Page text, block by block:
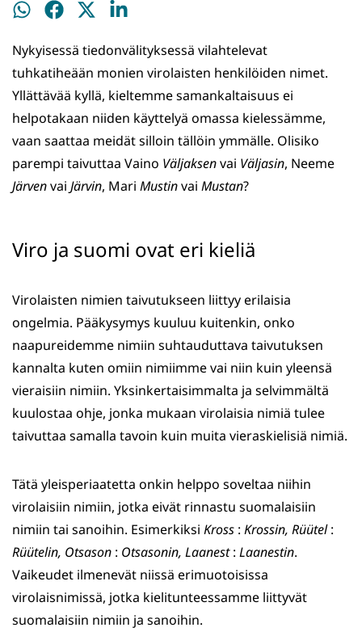
Jaa
Jaa
Jaa
Jaa
Nykyisessä tiedonvälityksessä vilahtelevat
tuhkatiheään monien virolaisten henkilöiden nimet.
Yllättävää kyllä, kieltemme samankaltaisuus ei
helpotakaan niiden käyttelyä omassa kielessämme,
vaan saattaa meidät silloin tällöin ymmälle. Olisiko
parempi taivuttaa Vaino Väljaksenvai Väljasin, Neeme
Järvenvai Järvin, Mari Mustinvai Mustan?
Viro ja suomi ovat eri kieliä
Virolaisten nimien taivutukseen liittyy erilaisia
ongelmia. Pääkysymys kuuluu kuitenkin, onko
naapureidemme nimiin suhtauduttava taivutuksen
kannalta kuten omiin nimiimme vai niin kuin yleensä
vieraisiin nimiin. Yksinkertaisimmalta ja selvimmältä
kuulostaa ohje, jonka mukaan virolaisia nimiä tulee
taivuttaa samalla tavoin kuin muita vieraskielisiä nimiä.
Tätä yleisperiaatetta onkin helppo soveltaa niihin
virolaisiin nimiin, jotka eivät rinnastu suomalaisiin
nimiin tai sanoihin. Esimerkiksi Kross : Krossin, Rüütel:
Rüütelin, Otsason : Otsasonin, Laanest: Laanestin.
Vaikeudet ilmenevät niissä erimuotoisissa
virolaisnimissä, jotka kielitunteessamme liittyvät
suomalaisiin nimiin ja sanoihin.